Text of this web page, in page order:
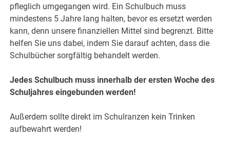
pfleglich umgegangen wird. Ein Schulbuch muss
mindestens 5 Jahre lang halten, bevor es ersetzt werden
kann, denn unsere finanziellen Mittel sind begrenzt. Bitte
helfen Sie uns dabei, indem Sie darauf achten, dass die
Schulbücher sorgfältig behandelt werden.
Jedes Schulbuch muss innerhalb der ersten Woche des
Schuljahres eingebunden werden!
Außerdem sollte direkt im Schulranzen kein Trinken
aufbewahrt werden!